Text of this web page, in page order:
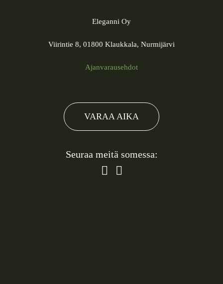
Eleganni Oy
Viirintie 8, 01800 Klaukkala, Nurmijärvi
Ajanvarausehdot
VARAA AIKA
Seuraa meitä somessa: